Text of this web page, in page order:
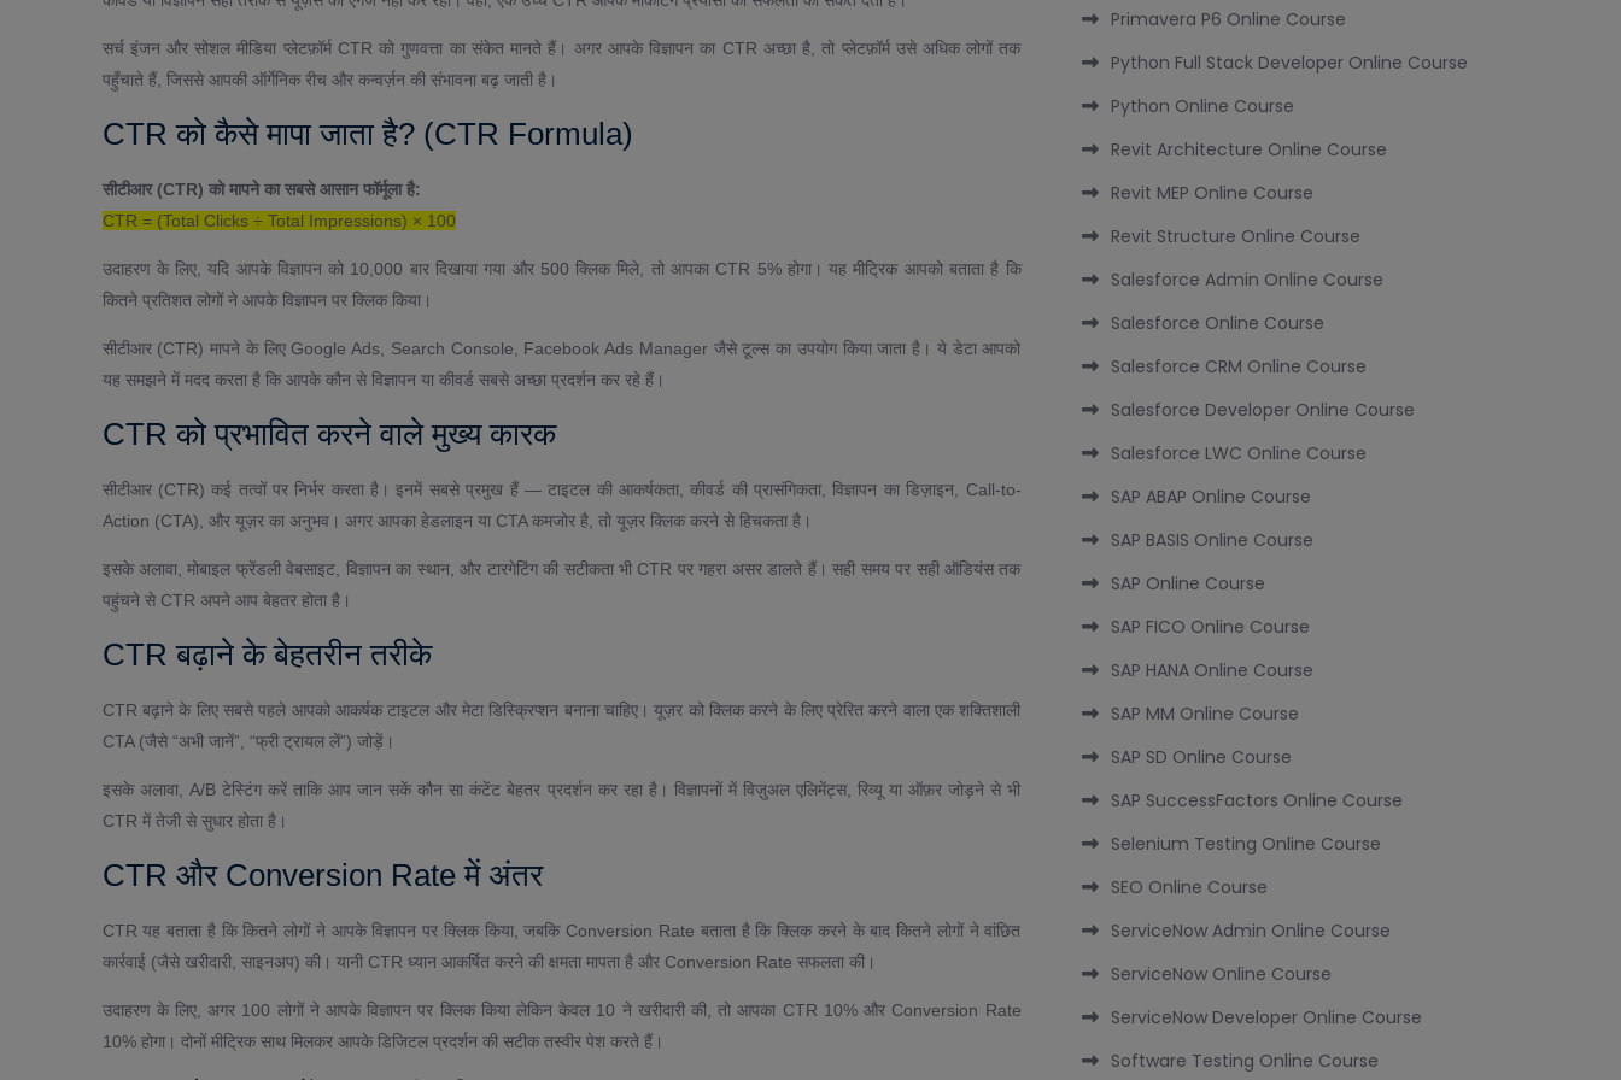
सर्च इंजन और सोशल मीडिया प्लेटफ़ॉर्म CTR को गुणवत्ता का संकेत मानते हैं। अगर आपके विज्ञापन का CTR अच्छा है, तो प्लेटफ़ॉर्म उसे अधिक लोगों तक
पहुँचाते हैं, जिससे आपकी ऑर्गेनिक रीच और कन्वर्ज़न की संभावना बढ़ जाती है।
CTR को कैसे मापा जाता है? (CTR Formula)
सीटीआर (CTR) को मापने का सबसे आसान फॉर्मूला है:
CTR = (Total Clicks ÷ Total Impressions) × 100
उदाहरण के लिए, यदि आपके विज्ञापन को 10,000 बार दिखाया गया और 500 क्लिक मिले, तो आपका CTR 5% होगा। यह मीट्रिक आपको बताता है कि
कितने प्रतिशत लोगों ने आपके विज्ञापन पर क्लिक किया।
सीटीआर (CTR) मापने के लिए Google Ads, Search Console, Facebook Ads Manager जैसे टूल्स का उपयोग किया जाता है। ये डेटा आपको
यह समझने में मदद करता है कि आपके कौन से विज्ञापन या कीवर्ड सबसे अच्छा प्रदर्शन कर रहे हैं।
CTR को प्रभावित करने वाले मुख्य कारक
सीटीआर (CTR) कई तत्वों पर निर्भर करता है। इनमें सबसे प्रमुख हैं — टाइटल की आकर्षकता, कीवर्ड की प्रासंगिकता, विज्ञापन का डिज़ाइन, Call-to-
Action (CTA), और यूज़र का अनुभव। अगर आपका हेडलाइन या CTA कमजोर है, तो यूज़र क्लिक करने से हिचकता है।
इसके अलावा, मोबाइल फ्रेंडली वेबसाइट, विज्ञापन का स्थान, और टारगेटिंग की सटीकता भी CTR पर गहरा असर डालते हैं। सही समय पर सही ऑडियंस तक
पहुंचने से CTR अपने आप बेहतर होता है।
CTR बढ़ाने के बेहतरीन तरीके
CTR बढ़ाने के लिए सबसे पहले आपको आकर्षक टाइटल और मेटा डिस्क्रिप्शन बनाना चाहिए। यूज़र को क्लिक करने के लिए प्रेरित करने वाला एक शक्तिशाली
CTA (जैसे “अभी जानें”, “फ्री ट्रायल लें”) जोड़ें।
इसके अलावा, A/B टेस्टिंग करें ताकि आप जान सकें कौन सा कंटेंट बेहतर प्रदर्शन कर रहा है। विज्ञापनों में विज़ुअल एलिमेंट्स, रिव्यू या ऑफ़र जोड़ने से भी
CTR में तेजी से सुधार होता है।
CTR और Conversion Rate में अंतर
CTR यह बताता है कि कितने लोगों ने आपके विज्ञापन पर क्लिक किया, जबकि Conversion Rate बताता है कि क्लिक करने के बाद कितने लोगों ने वांछित
कार्रवाई (जैसे खरीदारी, साइनअप) की। यानी CTR ध्यान आकर्षित करने की क्षमता मापता है और Conversion Rate सफलता की।
उदाहरण के लिए, अगर 100 लोगों ने आपके विज्ञापन पर क्लिक किया लेकिन केवल 10 ने खरीदारी की, तो आपका CTR 10% और Conversion Rate
10% होगा। दोनों मीट्रिक साथ मिलकर आपके डिजिटल प्रदर्शन की सटीक तस्वीर पेश करते हैं।
Primavera P6 Online Course
Python Full Stack Developer Online Course
Python Online Course
Revit Architecture Online Course
Revit MEP Online Course
Revit Structure Online Course
Salesforce Admin Online Course
Salesforce Online Course
Salesforce CRM Online Course
Salesforce Developer Online Course
Salesforce LWC Online Course
SAP ABAP Online Course
SAP BASIS Online Course
SAP Online Course
SAP FICO Online Course
SAP HANA Online Course
SAP MM Online Course
SAP SD Online Course
SAP SuccessFactors Online Course
Selenium Testing Online Course
SEO Online Course
ServiceNow Admin Online Course
ServiceNow Online Course
ServiceNow Developer Online Course
Software Testing Online Course